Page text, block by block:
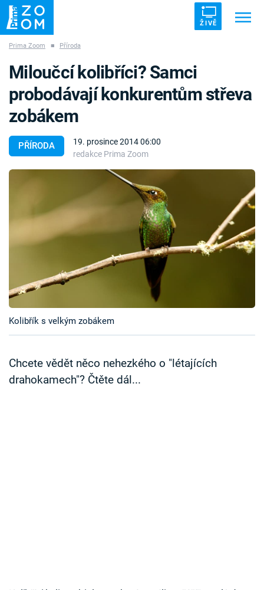
ŽIVĚ
ZÁHADY VETŘELCI DÁVNOVĚKU
Témata
Pořady
TV Program
Časopis
Sledujte prima+
Sledujte nás
Prima Zoom ■ Příroda
PŘÍRODA
19. prosince 2014 06:00
redakce Prima Zoom
Miloučcí kolibříci? Samci
probodávají konkurentům střeva
zobákem
Kolibřík s velkým zobákem
Chcete vědět něco nehezkého o "létajících
drahokamech"? Čtěte dál...